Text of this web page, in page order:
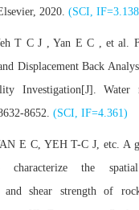
2020.(SCI,
T C J , Yan E C , et al.
Displacement Back
Investigation[J]. Water
8652. (SCI, IF=4.361)
E C, YEH T-C J, etc. A
characterize the
and shear strength of